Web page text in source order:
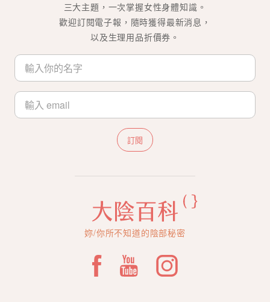
三大主題，一次掌握女性身體知識。
歡迎訂閱電子報，隨時獲得最新消息，
以及生理用品折價券。
訂閱
妳/你所不知道的陰部秘密